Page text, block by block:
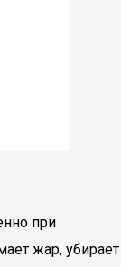
при
жар, убирает